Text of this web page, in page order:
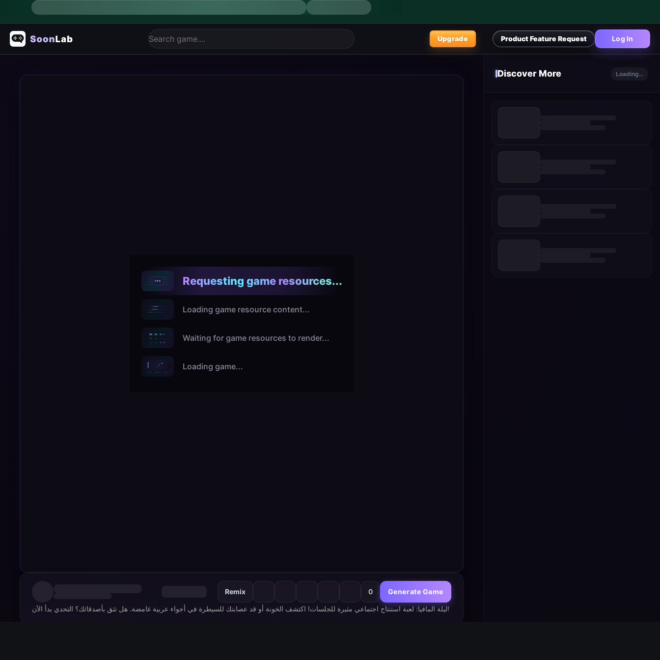
Upgrade Product Feature Request Log In
Requesting game resources...
Loading game resource content...
Waiting for game resources to render...
Loading game...
Remix 0 Generate Game
ليلة المافيا: لعبة استنتاج اجتماعي مثيرة للجلسات! اكتشف الخونة أو قد عصابتك للسيطرة في أجواء عربية غامضة. هل تثق بأصدقائك؟ التحدي بدأ الآن!
Discover More Loading...